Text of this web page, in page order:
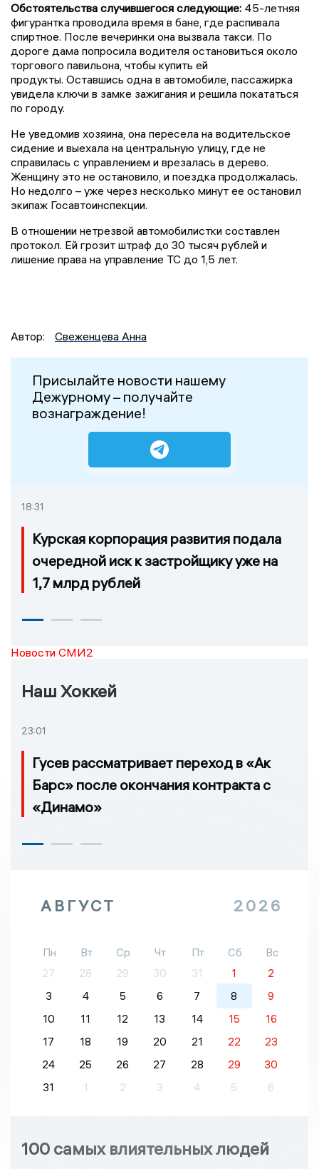
Обстоятельства случившегося следующие: 45-летняя
фигурантка проводила время в бане, где распивала
спиртное. После вечеринки она вызвала такси. По
дороге дама попросила водителя остановиться около
торгового павильона, чтобы купить ей
продукты. Оставшись одна в автомобиле, пассажирка
увидела ключи в замке зажигания и решила покататься
по городу.
Не уведомив хозяина, она пересела на водительское
сидение и выехала на центральную улицу, где не
справилась с управлением и врезалась в дерево.
Женщину это не остановило, и поездка продолжалась.
Но недолго – уже через несколько минут ее остановил
экипаж Госавтоинспекции.
В отношении нетрезвой автомобилистки составлен
протокол. Ей грозит штраф до 30 тысяч рублей и
лишение права на управление ТС до 1,5 лет.
Автор: Свеженцева Анна
Присылайте новости нашему
Дежурному – получайте
вознаграждение!
18:31
Курская корпорация развития подала
очередной иск к застройщику уже на
1,7 млрд рублей
Новости СМИ2
Наш Хоккей
23:01
Гусев рассматривает переход в «Ак
Барс» после окончания контракта с
«Динамо»
АВГУСТ 2026
Пн Вт Ср Чт Пт Сб
Вс
27
28 29 30 31 1
2
3
4 5 6 7 8
9
10
11 12 13 14 15
16
17
18 19 20 21 22
23
24
25 26 27 28 29
30
31
1 2 3 4 5 6
100 самых влиятельных людей